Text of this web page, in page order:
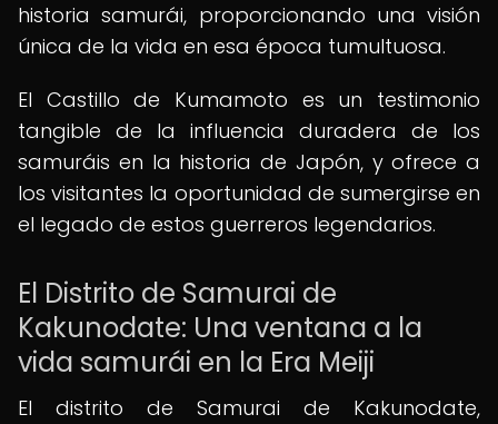
historia samurái, proporcionando una visión
única de la vida en esa época tumultuosa.
El Castillo de Kumamoto es un testimonio
tangible de la influencia duradera de los
samuráis en la historia de Japón, y ofrece a
los visitantes la oportunidad de sumergirse en
el legado de estos guerreros legendarios.
El Distrito de Samurai de
Kakunodate: Una ventana a la
vida samurái en la Era Meiji
El distrito de Samurai de Kakunodate,